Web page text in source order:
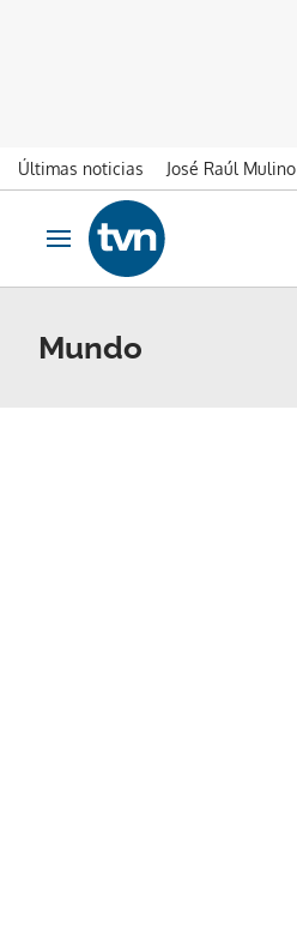
Últimas noticias José Raúl Mulino
Ir al contenido
Obrir navegació
Mundo